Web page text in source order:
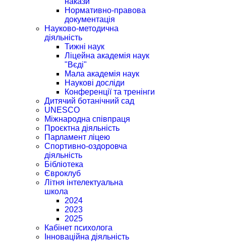
Нормативно-правова
документація
Науково-методична
діяльність
Тижні наук
Ліцейна академія наук
"Вєді"
Мала академія наук
Наукові досліди
Конференції та тренінги
Дитячий ботанічний сад
UNESCO
Міжнародна співпраця
Проєктна діяльність
Парламент ліцею
Спортивно-оздоровча
діяльність
Бібліотека
Євроклуб
Літня інтелектуальна
школа
2024
2023
2025
Кабінет психолога
Інноваційна діяльність